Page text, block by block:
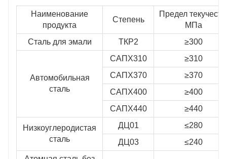
Наименование
продукта
Степень
Предел
МПа
Сталь для эмали
ТКР2 ≥300
Автомобильная
сталь
САПХ310
≥310
САПХ370
≥370
САПХ400
≥400
САПХ440
≥440
Низкоуглеродистая
сталь
ДЦ01
≤280
ДЦ03
≤240